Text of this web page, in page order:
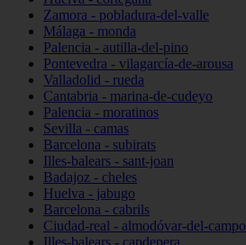
Zamora - pobladura-del-valle
Málaga - monda
Palencia - autilla-del-pino
Pontevedra - vilagarcía-de-arousa
Valladolid - rueda
Cantabria - marina-de-cudeyo
Palencia - moratinos
Sevilla - camas
Barcelona - subirats
Illes-balears - sant-joan
Badajoz - cheles
Huelva - jabugo
Barcelona - cabrils
Ciudad-real - almodóvar-del-campo
Illes-balears - capdepera